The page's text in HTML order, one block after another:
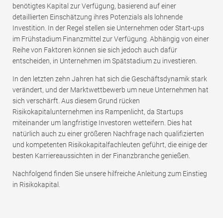
benötigtes Kapital zur Verfügung, basierend auf einer
detaillierten Einschätzung ihres Potenzials als lohnende
Investition. In der Regel stellen sie Unternehmen oder Start-ups
im Frühstadium Finanzmittel zur Verfügung. Abhängig von einer
Reihe von Faktoren können sie sich jedoch auch dafür
entscheiden, in Unternehmen im Spätstadium zu investieren.
In den letzten zehn Jahren hat sich die Geschäftsdynamik stark
verändert, und der Marktwettbewerb um neue Unternehmen hat
sich verschärft. Aus diesem Grund rücken
Risikokapitalunternehmen ins Rampenlicht, da Startups
miteinander um langfristige Investoren wetteifern. Dies hat
natürlich auch zu einer größeren Nachfrage nach qualifizierten
und kompetenten Risikokapitalfachleuten geführt, die einige der
besten Karriereaussichten in der Finanzbranche genießen.
Nachfolgend finden Sie unsere hilfreiche Anleitung zum Einstieg
in Risikokapital.